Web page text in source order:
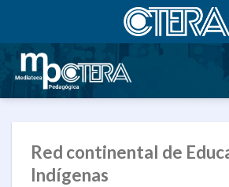
contenido
Red continental de
Indígenas